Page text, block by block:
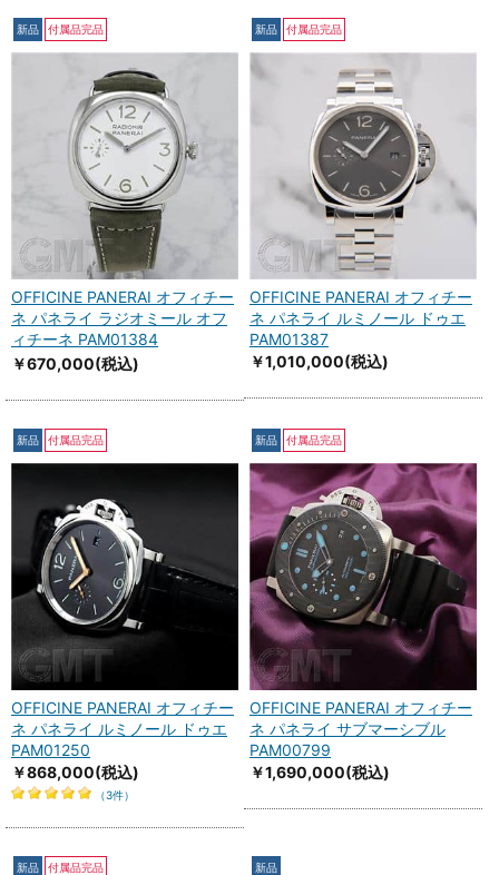
新品 付属品完品
OFFICINE PANERAI オフィチー
ネ パネライ ラジオミール オフ
ィチーネ PAM01384
￥670,000(税込)
新品 付属品完品
OFFICINE PANERAI オフィチー
ネ パネライ ルミノール ドゥエ
PAM01387
￥1,010,000(税込)
新品 付属品完品
OFFICINE PANERAI オフィチー
ネ パネライ ルミノール ドゥエ
PAM01250
￥868,000(税込)
（3件）
新品 付属品完品
OFFICINE PANERAI オフィチー
ネ パネライ サブマーシブル
PAM00799
￥1,690,000(税込)
新品 付属品完品 新品